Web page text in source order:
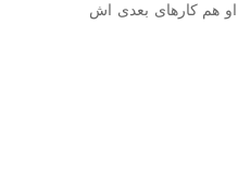
او هم کارهای بعدی اش